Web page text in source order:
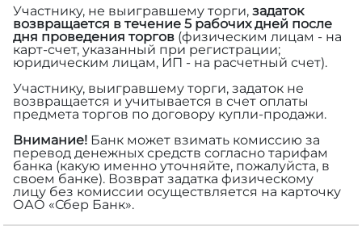
Участнику, не выигравшему торги, задаток
возвращается в течение 5 рабочих дней после
дня проведения торгов (физическим лицам - на
карт-счет, указанный при регистрации;
юридическим лицам, ИП - на расчетный счет).
Участнику, выигравшему торги, задаток не
возвращается и учитывается в счет оплаты
предмета торгов по договору купли-продажи.
Внимание! Банк может взимать комиссию за
перевод денежных средств согласно тарифам
банка (какую именно уточняйте, пожалуйста, в
своем банке). Возврат задатка физическому
лицу без комиссии осуществляется на карточку
ОАО «Сбер Банк».